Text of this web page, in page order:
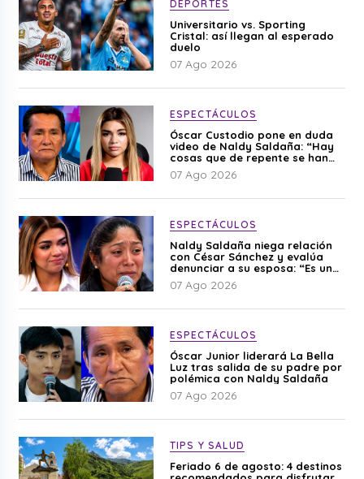
DEPORTES
Universitario vs. Sporting
Cristal: así llegan al esperado
duelo
07 Ago 2026
ESPECTÁCULOS
Óscar Custodio pone en duda
video de Naldy Saldaña: “Hay
cosas que de repente se han
editado”
07 Ago 2026
ESPECTÁCULOS
Naldy Saldaña niega relación
con César Sánchez y evalúa
denunciar a su esposa: “Es una
difamación”
07 Ago 2026
ESPECTÁCULOS
Óscar Junior liderará La Bella
Luz tras salida de su padre por
polémica con Naldy Saldaña
07 Ago 2026
TIPS Y SALUD
Feriado 6 de agosto: 4 destinos